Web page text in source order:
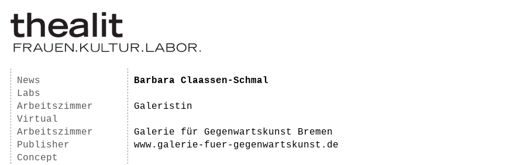
News
Labs
Arbeitszimmer
Virtual
Arbeitszimmer
Publisher
Concept
Barbara Claassen-Schmal
Galeristin
Galerie für Gegenwartskunst Bremen
www.galerie-fuer-gegenwartskunst.de